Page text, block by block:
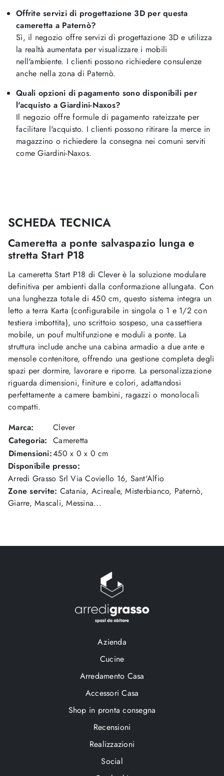
Offrite servizi di progettazione 3D per questa
cameretta a Paternò?
Sì, il negozio offre servizi di progettazione 3D e utilizza
la realtà aumentata per visualizzare i mobili
nell'ambiente. I clienti possono richiedere consulenze
anche nella zona di Paternò.
Quali opzioni di pagamento sono disponibili per
l'acquisto a Giardini-Naxos?
Il negozio offre formule di pagamento rateizzate per
facilitare l'acquisto. I clienti possono ritirare la merce in
magazzino o richiedere la consegna nei comuni serviti
come Giardini-Naxos.
SCHEDA TECNICA
Cameretta a ponte salvaspazio lunga e
stretta Start P18
La cameretta Start P18 di Clever è la soluzione modulare
definitiva per ambienti dalla conformazione allungata. Con
una lunghezza totale di 450 cm, questo sistema integra un
letto a terra Karta (configurabile in singola o 1 e 1/2 con
testiera imbottita), uno scrittoio sospeso, una cassettiera
mobile, un pouf multifunzione e moduli a ponte. La
struttura include anche una cabina armadio a due ante e
mensole contenitore, offrendo una gestione completa degli
spazi per dormire, lavorare e riporre. La personalizzazione
riguarda dimensioni, finiture e colori, adattandosi
perfettamente a camere bambini, ragazzi o monolocali
compatti.
Marca:
Clever
Categoria: Cameretta
Dimensioni:450 x 0 x 0 cm
Disponibile presso:
Arredi Grasso Srl Via Coviello 16, Sant'Alfio
Zone servite: Catania, Acireale, Misterbianco, Paternò,
Giarre, Mascali, Messina...
Azienda
Cucine
Arredamento Casa
Accessori Casa
Shop in pronta consegna
Recensioni
Realizzazioni
Social